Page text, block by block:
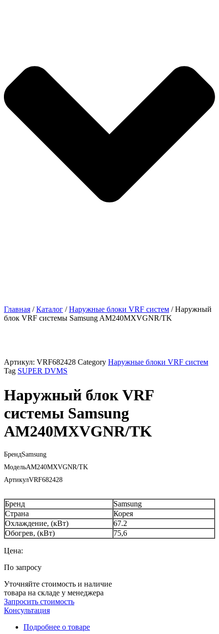
Главная /Каталог /Наружные блоки VRF cистем / Наружный
блок VRF системы Samsung AM240MXVGNR/TK
Артикул: VRF682428 Category Наружные блоки VRF cистем
Tag SUPER DVMS
Наружный блок VRF
системы Samsung
AM240MXVGNR/TK
БрендSamsung
МодельAM240MXVGNR/TK
АртикулVRF682428
Бренд
Samsung
Страна
Корея
Охлаждение, (кВт)
67.2
Обогрев, (кВт)
75,6
Цена:
По запросу
Уточняйте стоимость и наличие
товара на складе у менеджера
Запросить стоимость
Консультация
Подробнее о товаре